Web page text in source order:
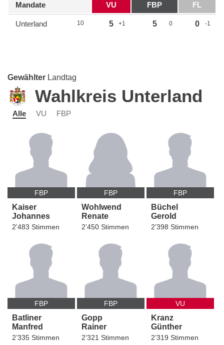
Mandate VU FBP FL
Unterland 10 5 +1 5 0 0 -1
Gewählter Landtag
Wahlkreis Unterland
Alle VU FBP
FBP
Kaiser
Johannes
2’483 Stimmen
FBP
Wohlwend
Renate
2’450 Stimmen
FBP
Büchel
Gerold
2’398 Stimmen
FBP
Batliner
Manfred
2’335 Stimmen
FBP
Gopp
Rainer
2’321 Stimmen
VU
Kranz
Günther
2’319 Stimmen